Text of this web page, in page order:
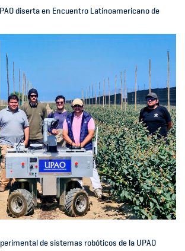
diserta en Encuentro Latinoamericano de
de sistemas robóticos de la UPAO